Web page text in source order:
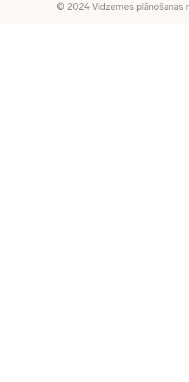
© 2024 Vidzemes plānošanas